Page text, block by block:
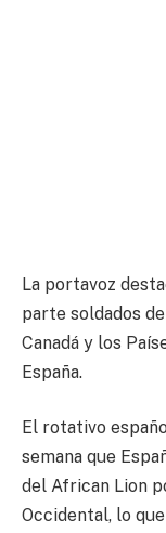
La portavoz
parte soldados
Canadá y los
España.
El rotativo
semana que
del African Lion
Occidental, lo